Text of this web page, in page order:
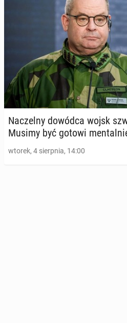
Na­czel­ny dowódca wojsk
Musimy być gotowi
wtorek, 4 sierpnia, 14:00